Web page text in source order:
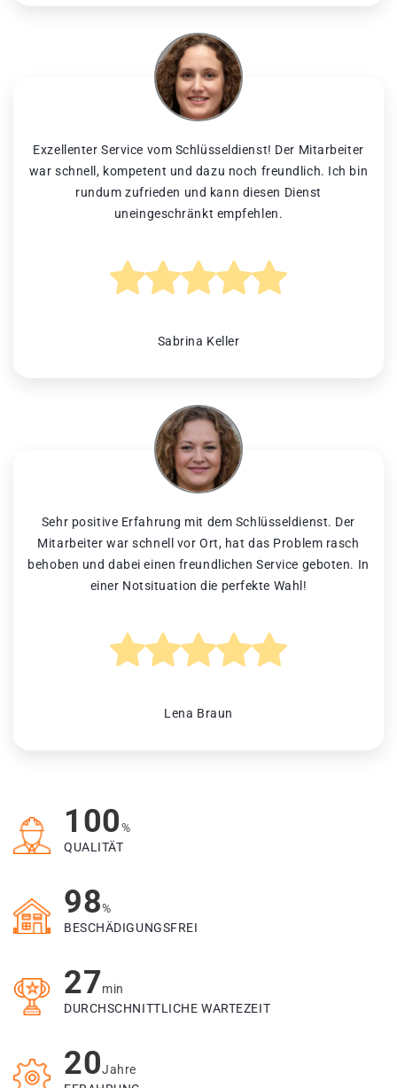
Exzellenter Service vom Schlüsseldienst! Der Mitarbeiter
war schnell, kompetent und dazu noch freundlich. Ich bin
rundum zufrieden und kann diesen Dienst
uneingeschränkt empfehlen.
Sabrina Keller
Sehr positive Erfahrung mit dem Schlüsseldienst. Der
Mitarbeiter war schnell vor Ort, hat das Problem rasch
behoben und dabei einen freundlichen Service geboten. In
einer Notsituation die perfekte Wahl!
Lena Braun
100%
QUALITÄT
98%
BESCHÄDIGUNGSFREI
27min
DURCHSCHNITTLICHE WARTEZEIT
20Jahre